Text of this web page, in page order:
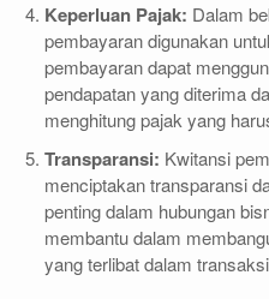
Keperluan Pajak: Dalam
pembayaran digunakan
pembayaran dapat
pendapatan yang diterima
menghitung pajak yang
Transparansi: Kwitansi
menciptakan transparansi
penting dalam hubungan
membantu dalam
yang terlibat dalam